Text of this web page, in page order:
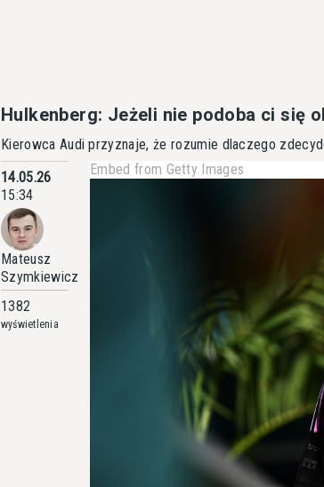
Hulkenberg: Jeżeli nie podoba ci się
Kierowca Audi przyznaje, że rozumie dlaczego
14.05.26
15:34
Mateusz
Szymkiewicz
1382
wyświetlenia
Embed from Getty Images